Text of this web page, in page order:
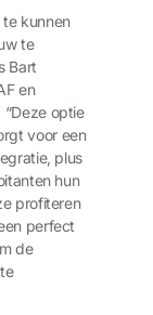
kunnen
te
Bart
en
optie
voor een
plus
hun
profiteren
perfect
de